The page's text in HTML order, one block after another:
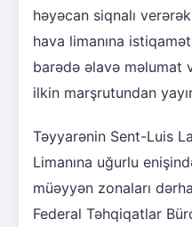
həyəcan siqnalı
hava limanına
barədə əlavə məlumat
ilkin marşrutundan
Təyyarənin Sent-Luis
Limanına uğurlu
müəyyən zonaları
Federal Təhqiqatlar